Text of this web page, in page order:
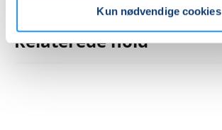
Kun nødvendige cookies
Relaterede hold